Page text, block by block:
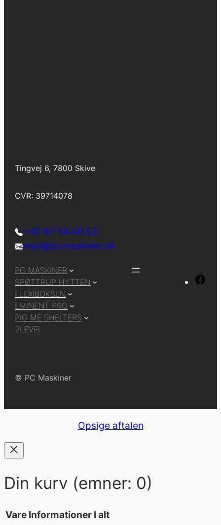
Tingvej 6, 7800 Skive
CVR: 39714078
+45 97 54 40 53
mail@pcmaskiner.dk
PC MASKINER
SPØTTRUP HYTTEN
FLEXIBOKSEN
EMINENT PRO
PIG ME SHELTERS
2LEVEL
© PC Maskiner
Opsige aftalen
Din kurv (emner: 0)
Vare Informationer I alt